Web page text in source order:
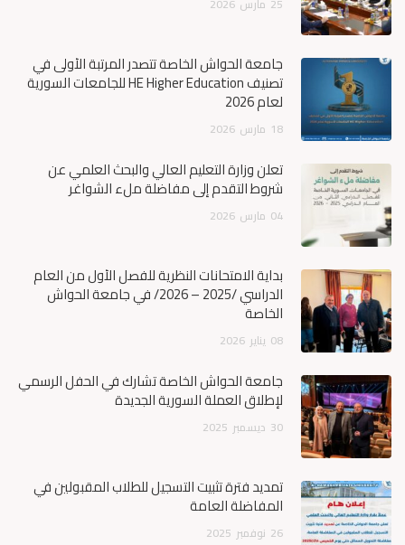
جامعة الحواش الخاصة تتصدر المرتبة الأولى في
تصنيف HE Higher Education للجامعات السورية
لعام 2026
18 مارس 2026
تعلن وزارة التعليم العالي والبحث العلمي عن
شروط التقدم إلى مفاضلة ملء الشواغر
04 مارس 2026
بداية الامتحانات النظرية للفصل الأول من العام
الدراسي /2025 – 2026/ في جامعة الحواش
الخاصة
08 يناير 2026
جامعة الحواش الخاصة تشارك في الحفل الرسمي
لإطلاق العملة السورية الجديدة
30 ديسمبر 2025
تمديد فترة تثبيت التسجيل للطلاب المقبولين في
المفاضلة العامة
26 نوفمبر 2025